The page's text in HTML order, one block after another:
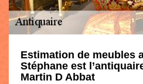
Estimation de meubles
Stéphane est
Martin D Abbat